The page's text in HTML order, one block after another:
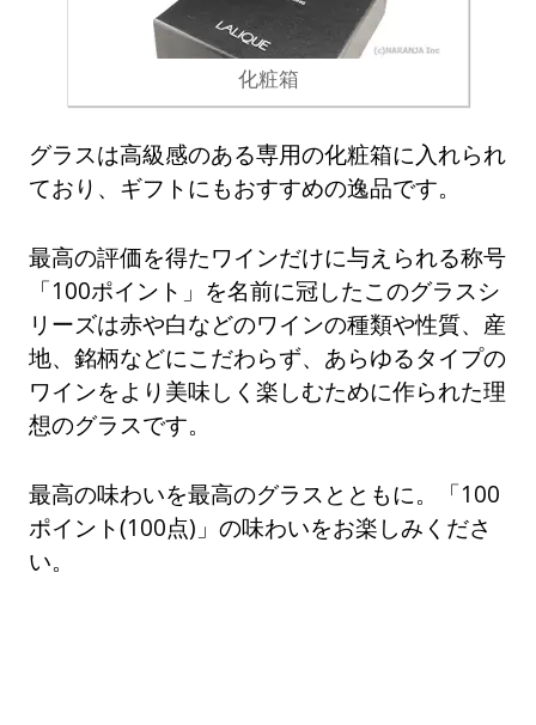
化粧箱
グラスは高級感のある専用の化粧箱に入れられ
ており、ギフトにもおすすめの逸品です。
最高の評価を得たワインだけに与えられる称号
「100ポイント」を名前に冠したこのグラスシ
リーズは赤や白などのワインの種類や性質、産
地、銘柄などにこだわらず、あらゆるタイプの
ワインをより美味しく楽しむために作られた理
想のグラスです。
最高の味わいを最高のグラスとともに。「100
ポイント(100点)」の味わいをお楽しみくださ
い。